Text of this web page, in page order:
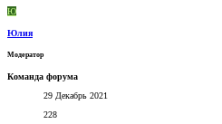
Ю
Юлия
Модератор
Команда форума
29 Декабрь 2021
228